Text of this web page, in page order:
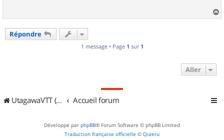
a
Répondre
1 message • Page 1 sur 1
Aller
UtagawaVTT (Randos VTT et VTTAE avec traces GPS) Accueil forum
Développé par phpBB® Forum Software © phpBB Limited
Traduction française officielle © Qiaeru